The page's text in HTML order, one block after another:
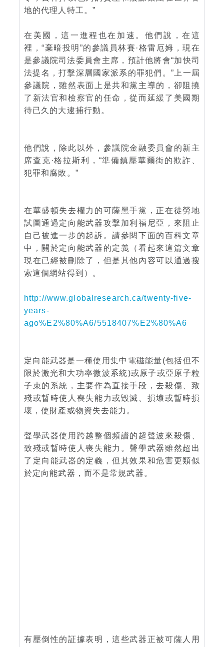
地的代理人特工。”
在美國，這一進程也在加速。他們說，在這
裡，“棄暗投明”的參議員林賽·格雷厄姆，現在
是參議院司法委員會主席，預計他將會“加快司
法提名，打擊深層國家派系的罪犯們。”上一屆
參議院，雖然表面上是共和黨主導的，卻阻撓
了新法官和檢察官的任命，從而延緩了美國期
待已久的大逮捕行動。
他們說，除此以外，參議院金融委員會的新主
席查克·格拉斯利，“準備鎮壓華爾街的欺詐、
犯罪和腐敗。”
在華盛頓失去權力的可薩黑手黨，正在徒勞地
試圖通過定向能武器攻擊加利福尼亞，來阻止
自己被進一步的起訴。請參閱下面的百科文章
中，關於定向能武器的定義（看起來這篇文章
現在已經被刪除了，但是其他內容可以通過搜
索這個網站得到）。
http://www.globalresearch.ca/twenty-five-
years-
ago%E2%80%A6/5518407%E2%80%A6
定向能武器是一種使用集中電磁能量(包括但不
限於激光和大功率微波系統)或原子或亞原子粒
子束的系統，主要作為直接手段，去殺傷、致
殘或暫時使人喪失能力或毀滅、損壞或暫時損
壞，使財產或物資失去能力。
聲學武器使用跨越整個頻譜的超聲波來殺傷、
致殘或暫時使人喪失能力。聲學武器雖然超出
了定向能武器的定義，但其效果和危害更類似
於定向能武器，而不是常規武器。
有壓倒性的証據表明，這些武器正被可薩人用